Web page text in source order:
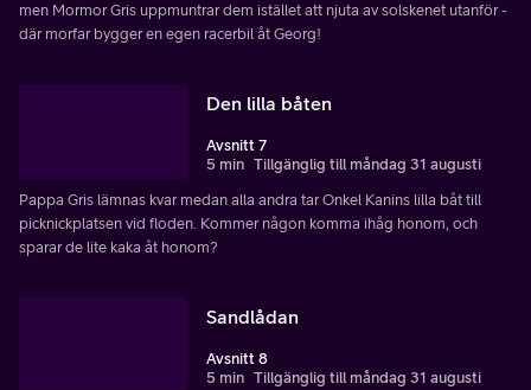
men Mormor Gris uppmuntrar dem istället att njuta av solskenet utanför -
där morfar bygger en egen racerbil åt Georg!
Den lilla båten
Avsnitt 7
5 min Tillgänglig till måndag 31 augusti
Pappa Gris lämnas kvar medan alla andra tar Onkel Kanins lilla båt till
picknickplatsen vid floden. Kommer någon komma ihåg honom, och
sparar de lite kaka åt honom?
Sandlådan
Avsnitt 8
5 min Tillgänglig till måndag 31 augusti